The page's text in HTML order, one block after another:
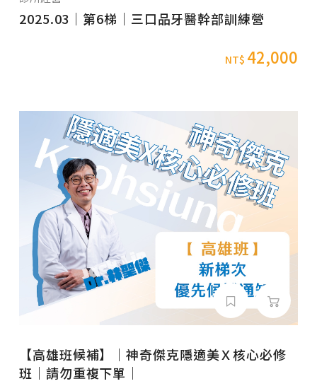
2025.03｜第6梯｜三口品牙醫幹部訓練營
NT$ 42,000
【高雄班候補】｜神奇傑克隱適美Ｘ核心必修
班｜請勿重複下單｜